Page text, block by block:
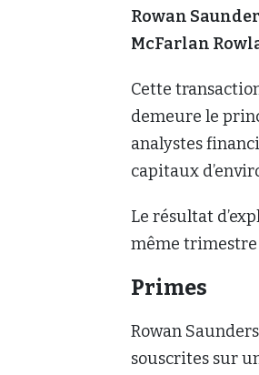
Rowan
McFarlan
Cette
demeure le
analystes
capitaux
Le résultat
même trimestre
Primes
Rowan
souscrites sur